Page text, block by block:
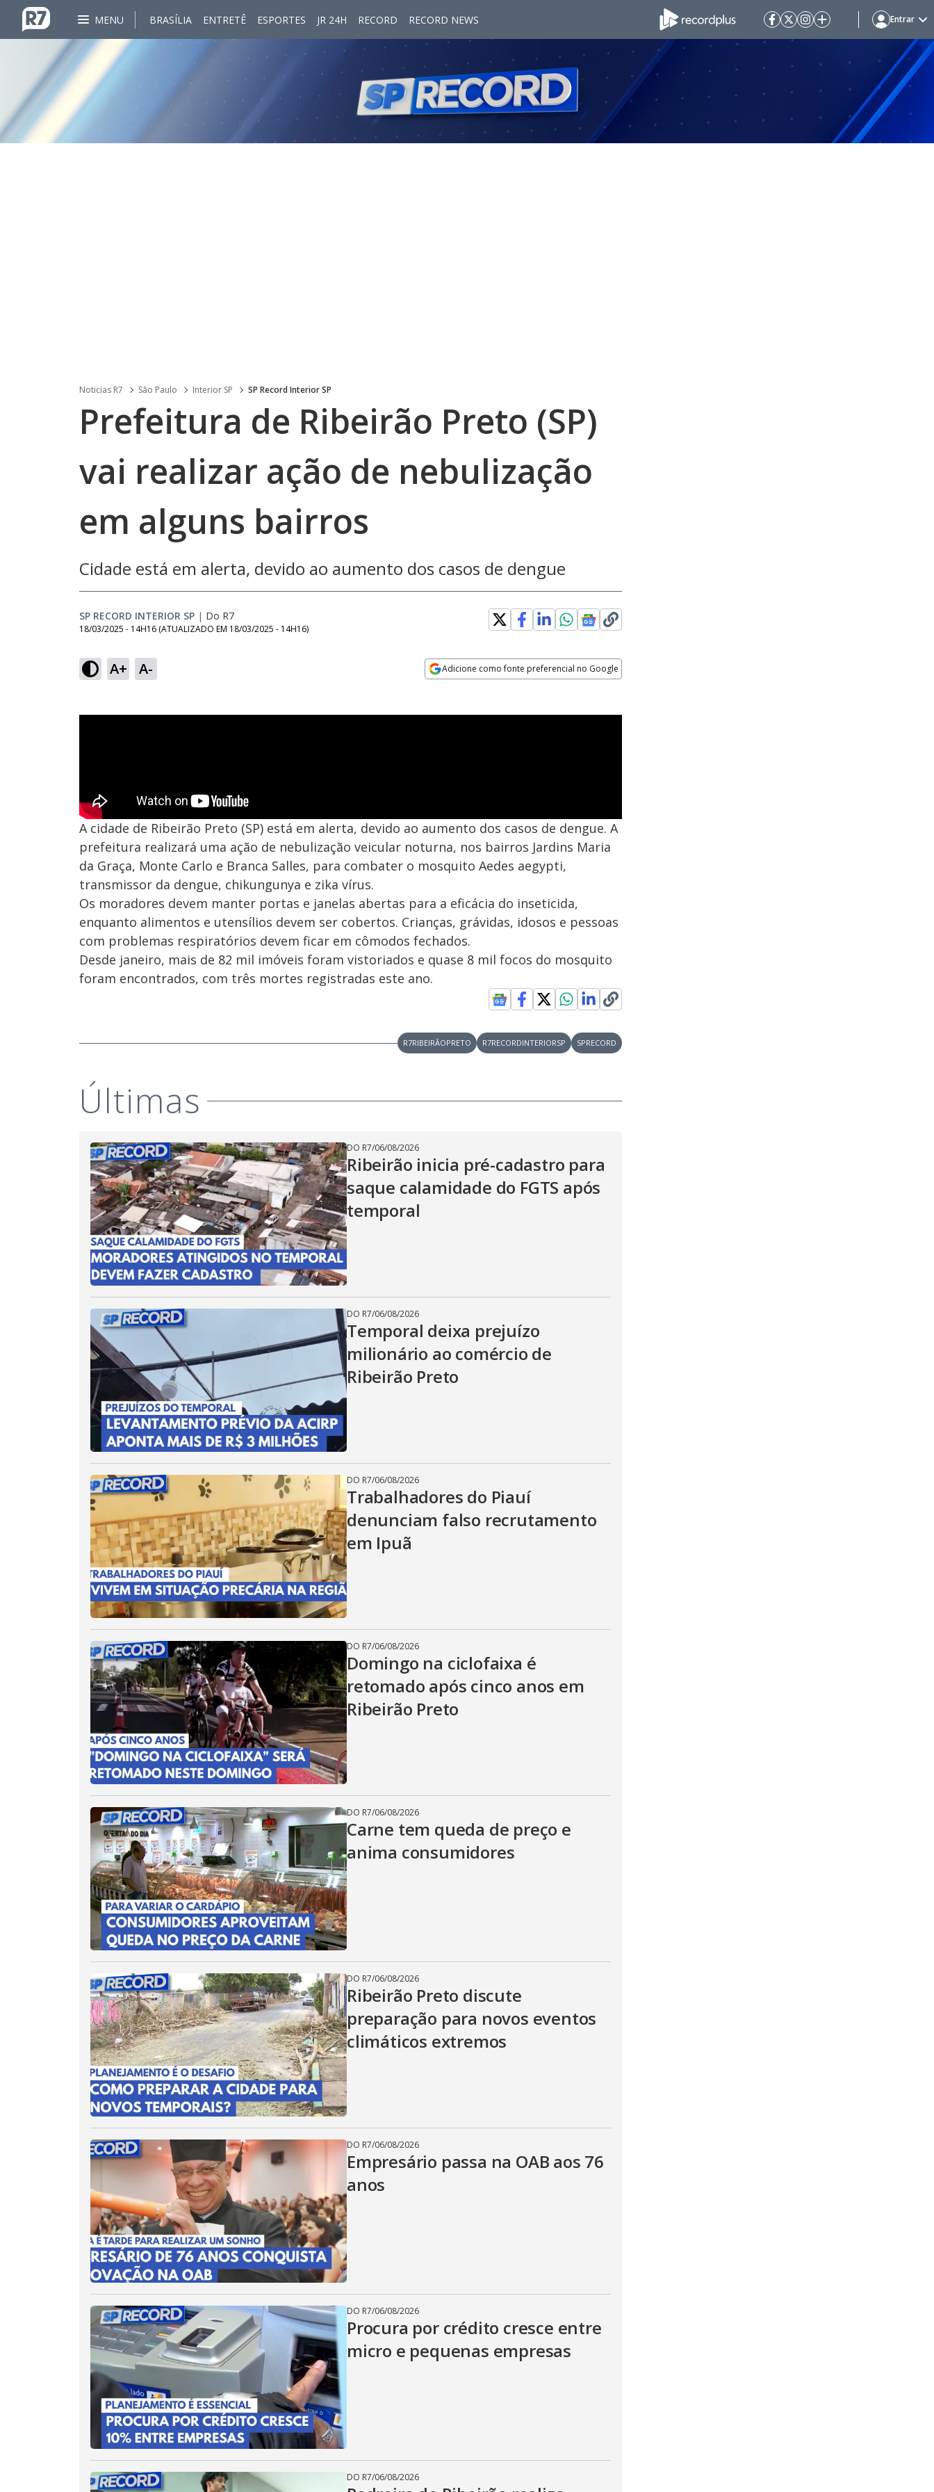
MENU BRASÍLIA ENTRETÊ ESPORTES JR 24H RECORD RECORD NEWS Entrar
Noticias R7 São Paulo Interior SP SP Record Interior SP
Prefeitura de Ribeirão Preto (SP)
vai realizar ação de nebulização
em alguns bairros
Cidade está em alerta, devido ao aumento dos casos de dengue
SP RECORD INTERIOR SP | Do R7
18/03/2025 - 14H16 (ATUALIZADO EM 18/03/2025 - 14H16)
A+ A- Adicione como fonte preferencial no Google
A cidade de Ribeirão Preto (SP) está em alerta, devido ao aumento dos casos de dengue. A
prefeitura realizará uma ação de nebulização veicular noturna, nos bairros Jardins Maria
da Graça, Monte Carlo e Branca Salles, para combater o mosquito Aedes aegypti,
transmissor da dengue, chikungunya e zika vírus.
Os moradores devem manter portas e janelas abertas para a eficácia do inseticida,
enquanto alimentos e utensílios devem ser cobertos. Crianças, grávidas, idosos e pessoas
com problemas respiratórios devem ficar em cômodos fechados.
Desde janeiro, mais de 82 mil imóveis foram vistoriados e quase 8 mil focos do mosquito
foram encontrados, com três mortes registradas este ano.
R7RIBEIRÃOPRETO R7RECORDINTERIORSP SPRECORD
Últimas
DO R7/06/08/2026
Ribeirão inicia pré-cadastro para
saque calamidade do FGTS após
temporal
DO R7/06/08/2026
Temporal deixa prejuízo
milionário ao comércio de
Ribeirão Preto
DO R7/06/08/2026
Trabalhadores do Piauí
denunciam falso recrutamento
em Ipuã
DO R7/06/08/2026
Domingo na ciclofaixa é
retomado após cinco anos em
Ribeirão Preto
DO R7/06/08/2026
Carne tem queda de preço e
anima consumidores
DO R7/06/08/2026
Ribeirão Preto discute
preparação para novos eventos
climáticos extremos
DO R7/06/08/2026
Empresário passa na OAB aos 76
anos
DO R7/06/08/2026
Procura por crédito cresce entre
micro e pequenas empresas
DO R7/06/08/2026